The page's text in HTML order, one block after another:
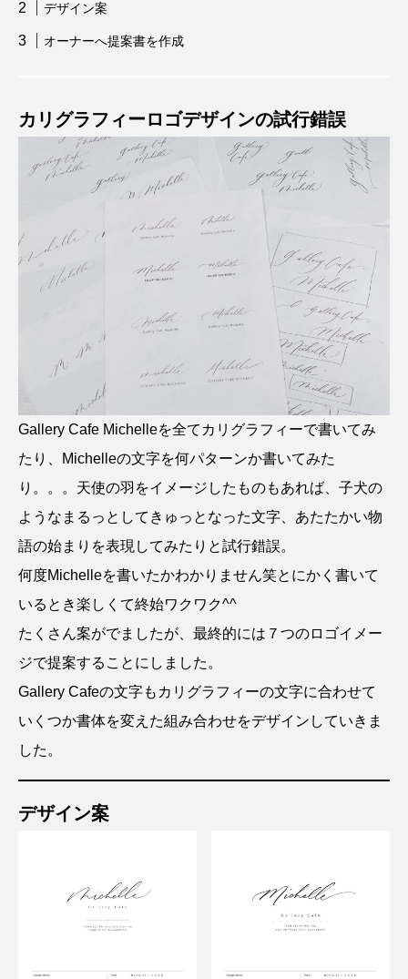
デザイン案
オーナーへ提案書を作成
カリグラフィーロゴデザインの試行錯誤
Gallery Cafe Michelleを全てカリグラフィーで書いてみ
たり、Michelleの文字を何パターンか書いてみた
り。。。天使の羽をイメージしたものもあれば、子犬の
ようなまるっとしてきゅっとなった文字、あたたかい物
語の始まりを表現してみたりと試行錯誤。
何度Michelleを書いたかわかりません笑とにかく書いて
いるとき楽しくて終始ワクワク^^
たくさん案がでましたが、最終的には７つのロゴイメー
ジで提案することにしました。
Gallery Cafeの文字もカリグラフィーの文字に合わせて
いくつか書体を変えた組み合わせをデザインしていきま
した。
デザイン案